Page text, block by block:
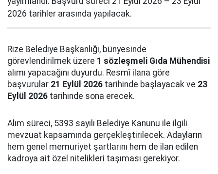
2026 tarihler arasında yapılacak.
Rize Belediye Başkanlığı, bünyesinde
görevlendirilmek üzere 1 sözleşmeli Gıda Mühendisi
alımı yapacağını duyurdu. Resmî ilana göre
başvurular 21 Eylül 2026 tarihinde başlayacak ve 23
Eylül 2026 tarihinde sona erecek.
Alım süreci, 5393 sayılı Belediye Kanunu ile ilgili
mevzuat kapsamında gerçekleştirilecek. Adayların
hem genel memuriyet şartlarını hem de ilan edilen
kadroya ait özel nitelikleri taşıması gerekiyor.